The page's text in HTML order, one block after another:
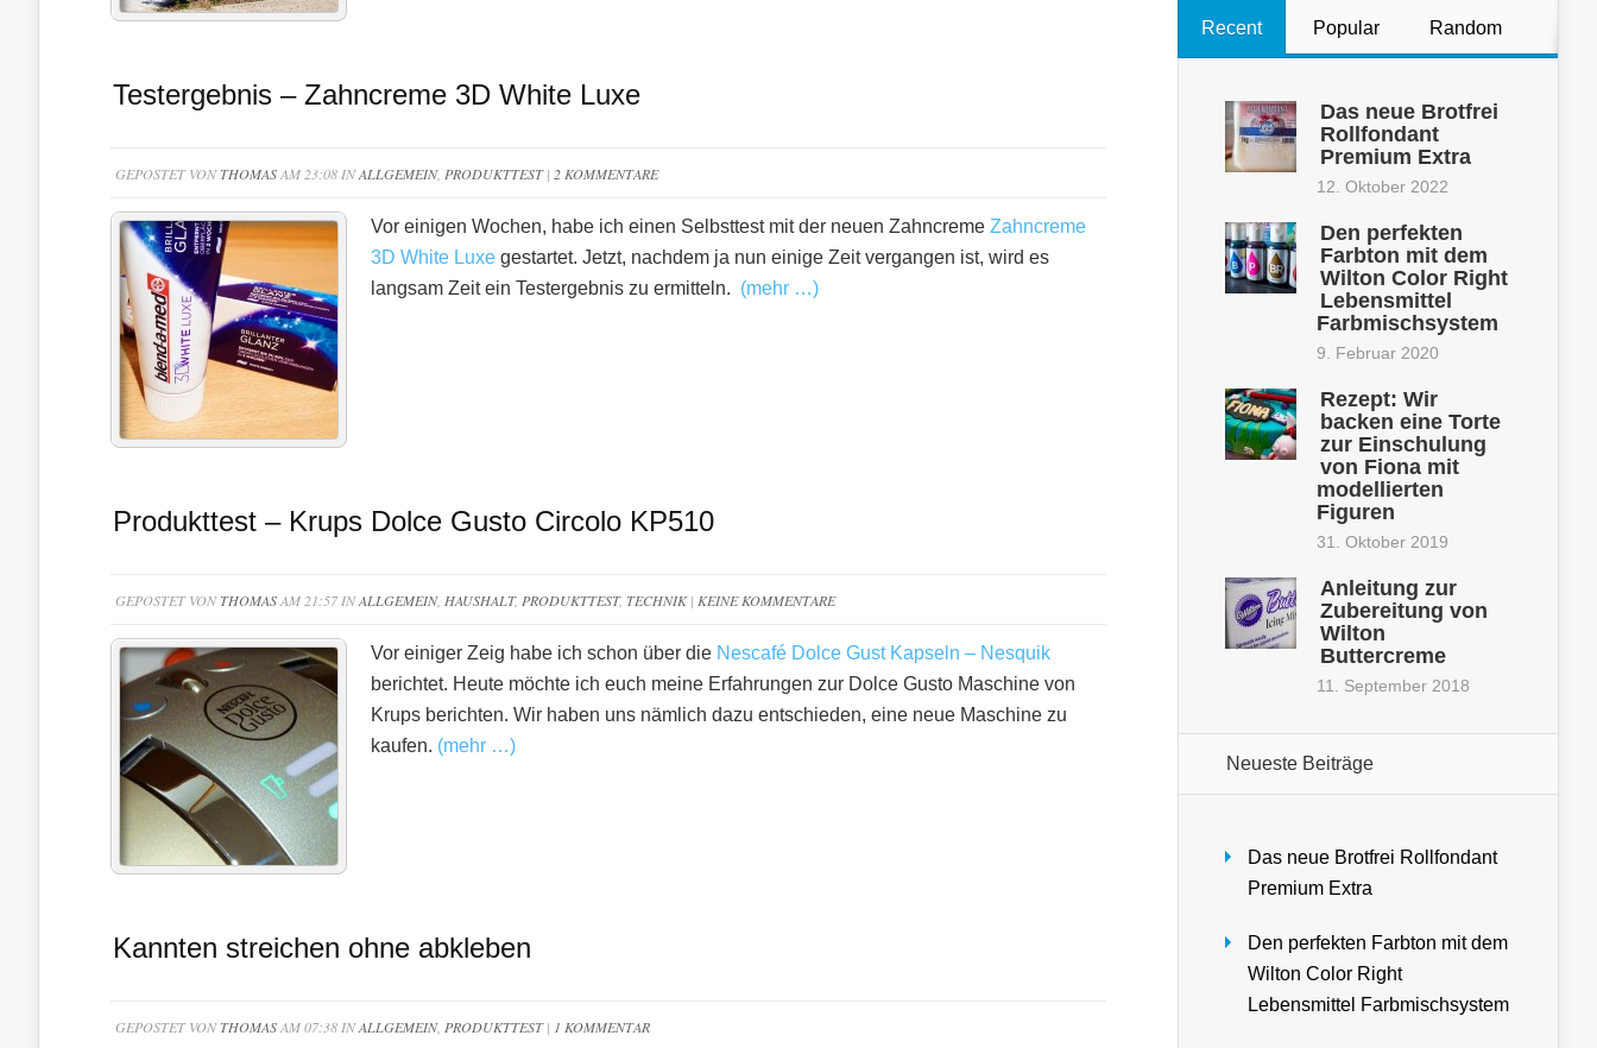
Testergebnis – Zahncreme 3D White Luxe
GEPOSTET VONTHOMASAM 23:08 INALLGEMEIN, PRODUKTTEST| 2 KOMMENTARE
Vor einigen Wochen, habe ich einen Selbsttest mit der neuen Zahncreme Zahncreme
3D White Luxe gestartet. Jetzt, nachdem ja nun einige Zeit vergangen ist, wird es
langsam Zeit ein Testergebnis zu ermitteln. (mehr …)
Produkttest – Krups Dolce Gusto Circolo KP510
GEPOSTET VONTHOMASAM 21:57 INALLGEMEIN, HAUSHALT, PRODUKTTEST, TECHNIK| KEINE KOMMENTARE
Vor einiger Zeig habe ich schon über die Nescafé Dolce Gust Kapseln – Nesquik
berichtet. Heute möchte ich euch meine Erfahrungen zur Dolce Gusto Maschine von
Krups berichten. Wir haben uns nämlich dazu entschieden, eine neue Maschine zu
kaufen. (mehr …)
Kannten streichen ohne abkleben
GEPOSTET VONTHOMASAM 07:38 INALLGEMEIN, PRODUKTTEST| 1 KOMMENTAR
Recent Popular Random
Das neue Brotfrei
Rollfondant
Premium Extra
12. Oktober 2022
Den perfekten
Farbton mit dem
Wilton Color Right
Lebensmittel
Farbmischsystem
9. Februar 2020
Rezept: Wir
backen eine Torte
zur Einschulung
von Fiona mit
modellierten
Figuren
31. Oktober 2019
Anleitung zur
Zubereitung von
Wilton
Buttercreme
11. September 2018
Neueste Beiträge
Das neue Brotfrei Rollfondant
Premium Extra
Den perfekten Farbton mit dem
Wilton Color Right
Lebensmittel Farbmischsystem